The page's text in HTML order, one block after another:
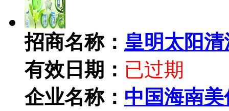
招商名称： 皇明太阳
有效日期： 已过期
企业名称： 中国海南